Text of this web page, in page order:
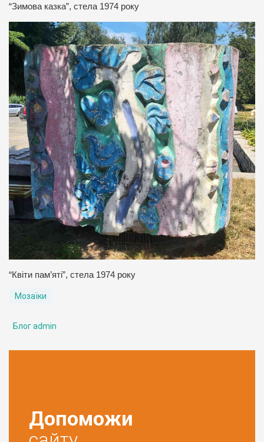
“Зимова казка”, стела 1974 року
“Квіти пам’яті”, стела 1974 року
Мозаїки
Блог admin
Допоможи